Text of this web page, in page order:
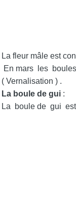
La fleur mâle est
En mars les
( Vernalisation ) .
La boule de gui :
La boule de gui